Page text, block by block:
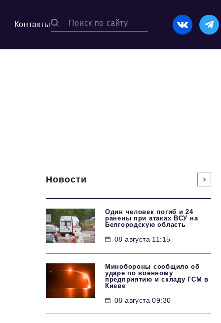
Контакты
Новости
Один человек погиб и 24
ранены при атаках ВСУ на
Белгородскую область
08 августа 11:15
Минобороны сообщило об
ударе по военному
предприятию и складу ГСМ в
Киеве
08 августа 09:30